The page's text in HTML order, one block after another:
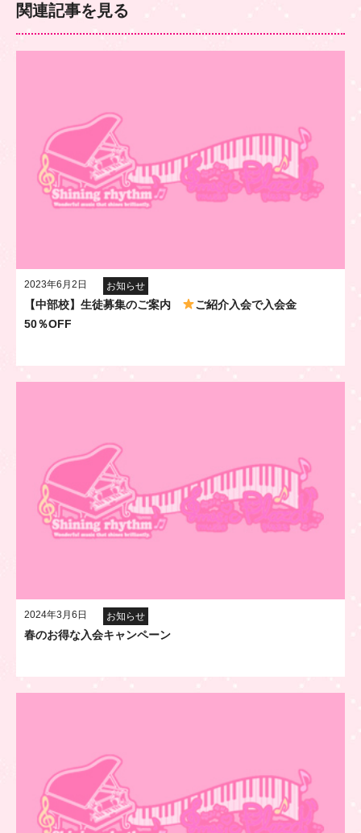
関連記事を見る
2023年6月2日 お知らせ
【中部校】生徒募集のご案内
ご紹介入会で入会金
50％OFF
2024年3月6日 お知らせ
春のお得な入会キャンペーン